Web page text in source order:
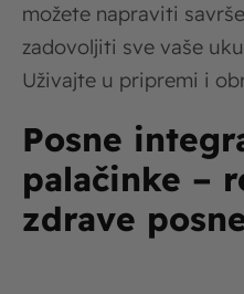
možete napraviti
zadovoljiti sve vaše
Uživajte u pripremi i
Posne
palačinke –
zdrave